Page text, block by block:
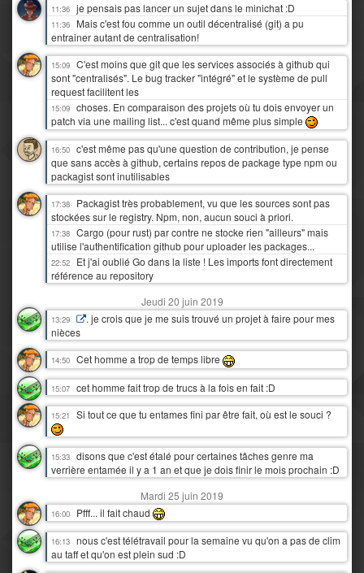
11:36 je pensais pas lancer un sujet dans le minichat :D
11:36
Mais c'est fou comme un outil décentralisé (git) a pu
entrainer autant de centralisation!
15:09 C'est moins que git que les services associés à github qui
sont "centralisés". Le bug tracker "intégré" et le système de pull
request facilitent les
15:09 choses. En comparaison des projets où tu dois envoyer un
patch via une mailing list... c'est quand même plus simple
16:50 c'est même pas qu'une question de contribution, je pense
que sans accès à github, certains repos de package type npm ou
packagist sont inutilisables
17:38
Packagist très probablement, vu que les sources sont pas
stockées sur le registry. Npm, non, aucun souci à priori.
17:38 Cargo (pour rust) par contre ne stocke rien "ailleurs" mais
utilise l'authentification github pour uploader les packages...
22:52
Et j'ai oublié Go dans la liste ! Les imports font directement
référence au repository
Jeudi 20 juin 2019
13:29
. je crois que je me suis trouvé un projet à faire pour mes
nièces
14:50 Cet homme a trop de temps libre
15:07 cet homme fait trop de trucs à la fois en fait :D
15:21 Si tout ce que tu entames fini par être fait, où est le souci ?
15:33 disons que c'est étalé pour certaines tâches genre ma
verrière entamée il y a 1 an et que je dois finir le mois prochain :D
Mardi 25 juin 2019
16:00 Pfff... il fait chaud
16:13 nous c'est télétravail pour la semaine vu qu'on a pas de clim
au taff et qu'on est plein sud :D